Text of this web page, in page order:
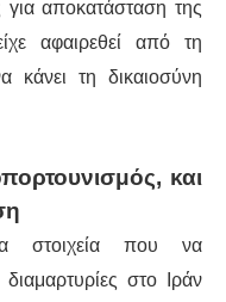
αποκατάσταση της
αφαιρεθεί από τη
κάνει τη δικαιοσύνη
και
στοιχεία που να
στο Ιράν